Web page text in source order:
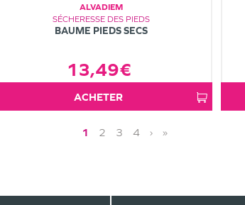
ALVADIEM
SÉCHERESSE DES PIEDS
BAUME PIEDS SECS
13,49€
ACHETER
1 2 3 4 › »